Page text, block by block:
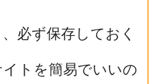
必ず保存しておく
トを簡易でいいの